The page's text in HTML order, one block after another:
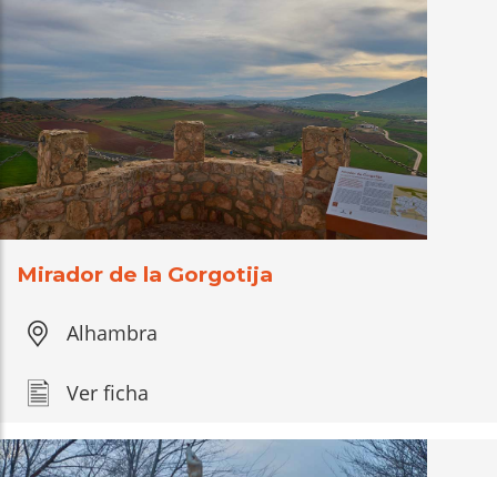
Mirador de la Gorgotija
Alhambra
Ver ficha